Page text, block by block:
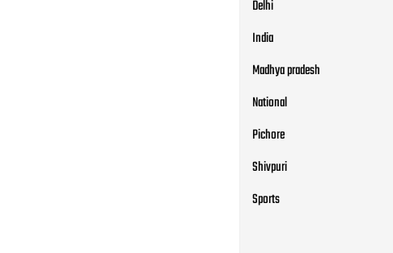
Delhi
India
Madhya pradesh
National
Pichore
Shivpuri
Sports